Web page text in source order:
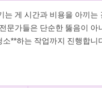
는 게 시간과 비용을 아끼는
문가들은 단순한 뚫음이 아
**하는 작업까지 진행합니